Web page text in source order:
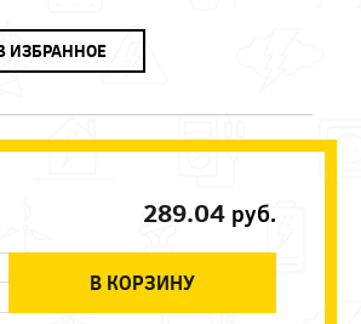
ИЗБРАННОЕ
289.04 руб.
В КОРЗИНУ